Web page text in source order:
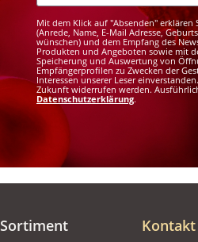
Mit dem Klick auf "Absenden" erklären
(Anrede, Name, E-Mail Adresse,
wünschen) und dem Empfang des
Produkten und Angeboten sowie mit
Speicherung und Auswertung von
Empfängerprofilen zu Zwecken der
Interessen unserer Leser
Zukunft widerrufen werden.
Datenschutzerklärung.
Sortiment Kontakt